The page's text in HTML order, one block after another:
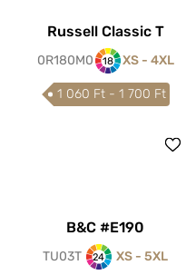
Russell Classic T
0R180M0 18 XS - 4XL
1 060 Ft - 1 700 Ft
B&C #E190
TU03T 24 XS - 5XL